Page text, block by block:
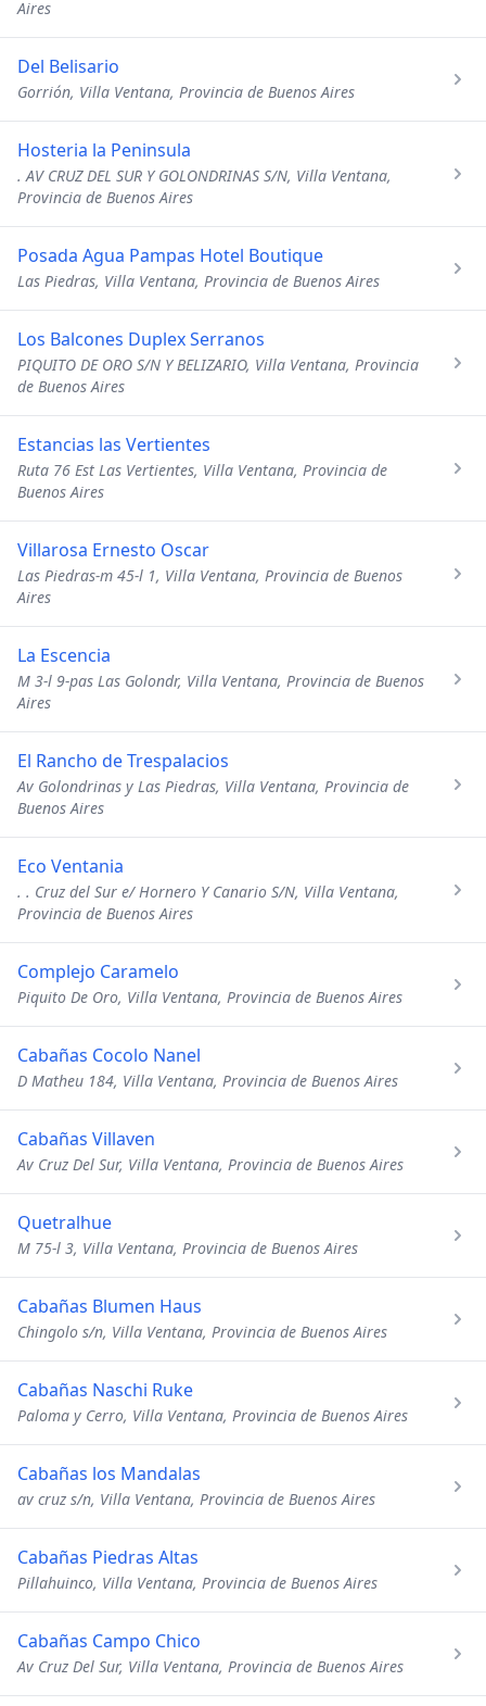
Aires
Del Belisario
Gorrión, Villa Ventana, Provincia de Buenos Aires
Hosteria la Peninsula
. AV CRUZ DEL SUR Y GOLONDRINAS S/N, Villa Ventana,
Provincia de Buenos Aires
Posada Agua Pampas Hotel Boutique
Las Piedras, Villa Ventana, Provincia de Buenos Aires
Los Balcones Duplex Serranos
PIQUITO DE ORO S/N Y BELIZARIO, Villa Ventana, Provincia
de Buenos Aires
Estancias las Vertientes
Ruta 76 Est Las Vertientes, Villa Ventana, Provincia de
Buenos Aires
Villarosa Ernesto Oscar
Las Piedras-m 45-l 1, Villa Ventana, Provincia de Buenos
Aires
La Escencia
M 3-l 9-pas Las Golondr, Villa Ventana, Provincia de Buenos
Aires
El Rancho de Trespalacios
Av Golondrinas y Las Piedras, Villa Ventana, Provincia de
Buenos Aires
Eco Ventania
. . Cruz del Sur e/ Hornero Y Canario S/N, Villa Ventana,
Provincia de Buenos Aires
Complejo Caramelo
Piquito De Oro, Villa Ventana, Provincia de Buenos Aires
Cabañas Cocolo Nanel
D Matheu 184, Villa Ventana, Provincia de Buenos Aires
Cabañas Villaven
Av Cruz Del Sur, Villa Ventana, Provincia de Buenos Aires
Quetralhue
M 75-l 3, Villa Ventana, Provincia de Buenos Aires
Cabañas Blumen Haus
Chingolo s/n, Villa Ventana, Provincia de Buenos Aires
Cabañas Naschi Ruke
Paloma y Cerro, Villa Ventana, Provincia de Buenos Aires
Cabañas los Mandalas
av cruz s/n, Villa Ventana, Provincia de Buenos Aires
Cabañas Piedras Altas
Pillahuinco, Villa Ventana, Provincia de Buenos Aires
Cabañas Campo Chico
Av Cruz Del Sur, Villa Ventana, Provincia de Buenos Aires